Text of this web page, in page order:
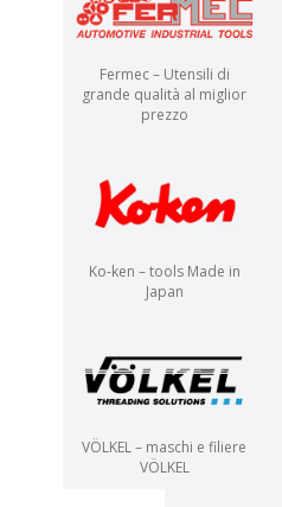
Fermec – Utensili di
grande qualità al miglior
prezzo
Ko-ken – tools Made in
Japan
VÖLKEL – maschi e filiere
VÖLKEL